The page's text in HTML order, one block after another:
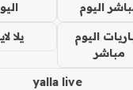
اليوم
اليوم
مباشر
يلا
yalla live